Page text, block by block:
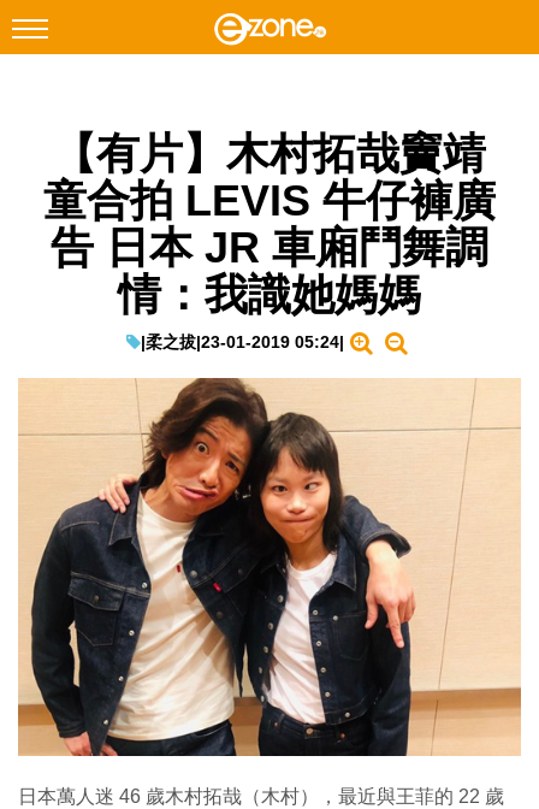
Facebook Instagram
科技焦點
網絡生活
EduTech
IT Times
生成式AI與雲端應用
Enterprise Digital Transformation
特集
【有片】木村拓哉竇靖
童合拍 LEVIS 牛仔褲廣
告 日本 JR 車廂鬥舞調
情：我識她媽媽
|柔之拔|23-01-2019 05:24|
日本萬人迷 46 歲木村拓哉（木村），最近與王菲的 22 歲